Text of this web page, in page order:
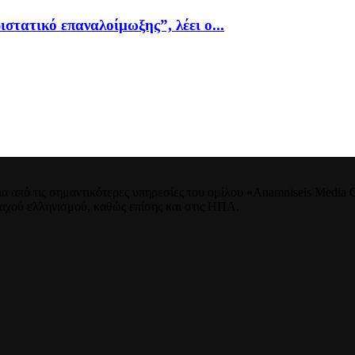
επαναλοίμωξης”, λέει ο...